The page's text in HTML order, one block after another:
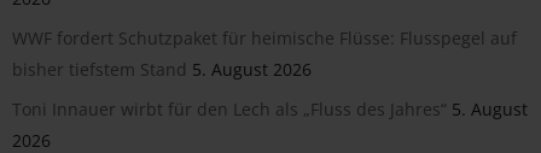
WWF fordert Schutzpaket für heimische Flüsse: Flusspegel auf
bisher tiefstem Stand 5. August 2026
Toni Innauer wirbt für den Lech als „Fluss des Jahres“ 5. August
2026